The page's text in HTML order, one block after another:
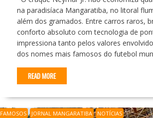
na paradisíaca Mangaratiba, no litoral
além dos gramados. Entre carros raros,
conforto absoluto com tecnologia de
impressiona tanto pelos valores
dos nomes mais famosos do futebol
READ MORE
FAMOSOS JORNAL MANGARATIBA NOTÍCIAS